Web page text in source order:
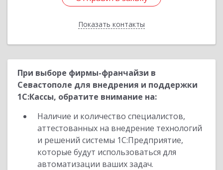
Показать контакты
Назад
При выборе фирмы-франчайзи в
Севастополе для внедрения и поддержки
1С:Кассы, обратите внимание на:
Наличие и количество специалистов,
аттестованных на внедрение технологий
и решений системы 1С:Предприятие,
которые будут использоваться для
автоматизации ваших задач.